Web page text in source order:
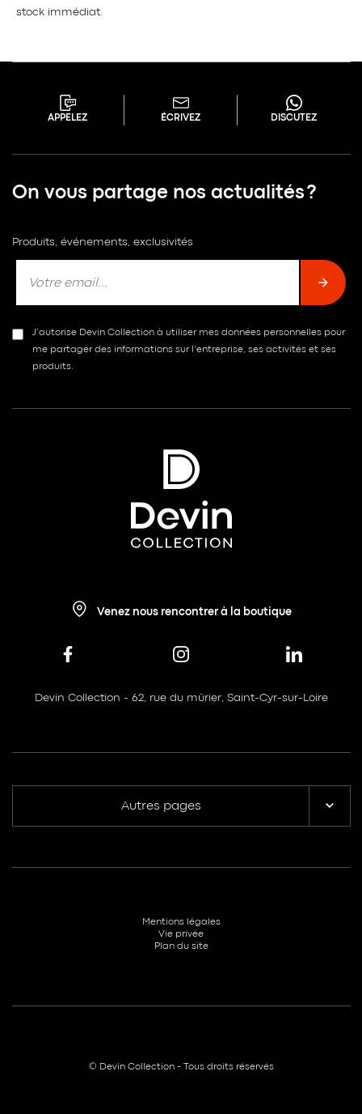
stock immédiat.
APPELEZ ÉCRIVEZ DISCUTEZ
On vous partage nos actualités ?
Produits, événements, exclusivités
J’autorise Devin Collection à utiliser mes données personnelles pour
me partager des informations sur l’entreprise, ses activités et ses
produits.
Venez nous rencontrer à la boutique
Devin Collection - 62, rue du mûrier, Saint-Cyr-sur-Loire
Autres pages
© Devin Collection - Tous droits réservés
Mentions légales
Vie privée
Plan du site